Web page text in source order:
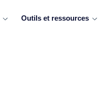
Outils et ressources